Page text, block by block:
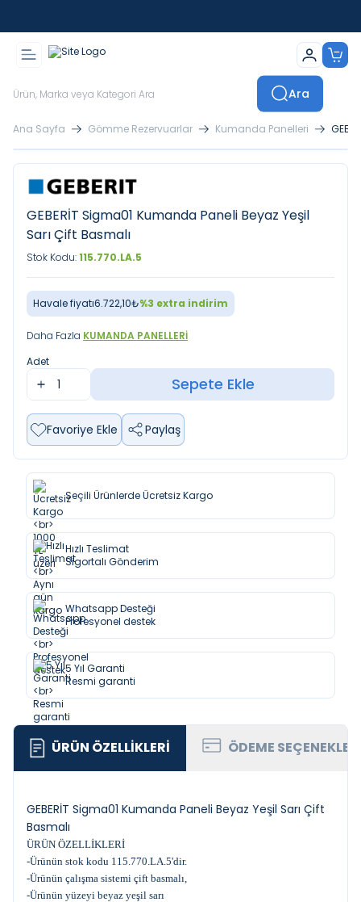
Ara
Ana Sayfa Gömme Rezervuarlar Kumanda Panelleri
GEBERİT Sigma01 Kumanda Paneli Beyaz Yeşil
Sarı Çift Basmalı
Stok Kodu:115.770.LA.5
Havale fiyatı6.722,10₺%3 extra indirim
Daha Fazla KUMANDA PANELLERI
Adet
Sepete Ekle
Favoriye Ekle Paylaş
Seçili Ürünlerde Ücretsiz Kargo
Hızlı Teslimat
Sigortalı Gönderim
Whatsapp Desteği
Profesyonel destek
5 Yıl Garanti
Resmi garanti
ÜRÜN ÖZELLIKLERI ÖDEME
GEBERİT Sigma01 Kumanda Paneli Beyaz Yeşil Sarı Çift
Basmalı
ÜRÜN ÖZELLİKLERİ
-Ürünün stok kodu 115.770.LA.5'dir.
-Ürünün çalışma sistemi çift basmalı,
-Ürünün yüzeyi beyaz yeşil sarı